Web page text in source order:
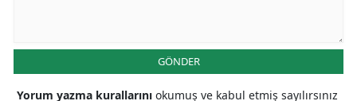
GÖNDER
Yorum yazma kurallarını okumuş ve kabul etmiş sayılırsınız